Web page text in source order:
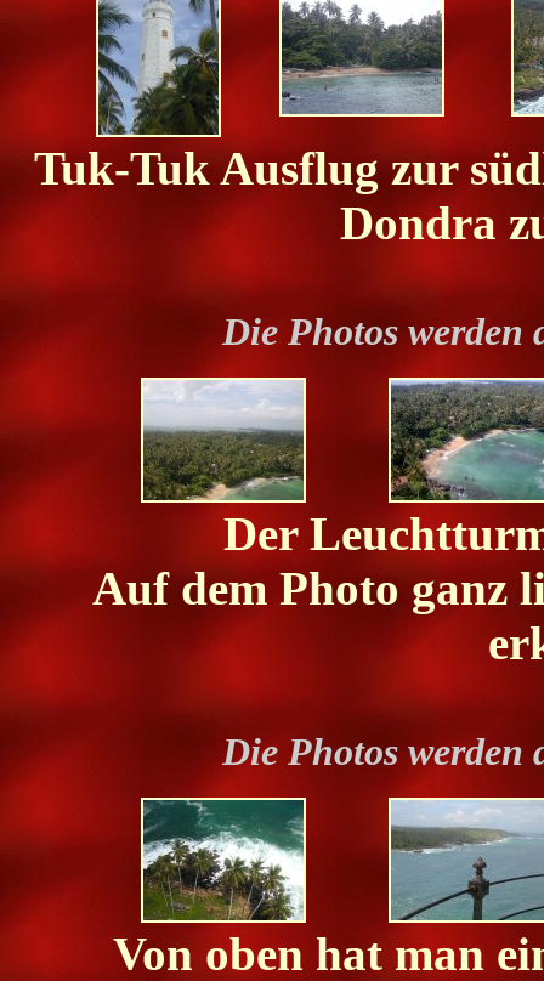
Tuk-Tuk Ausflug zur
Dondra
Die Photos
Der
Auf dem Photo ganz
Die Photos
Von oben hat man